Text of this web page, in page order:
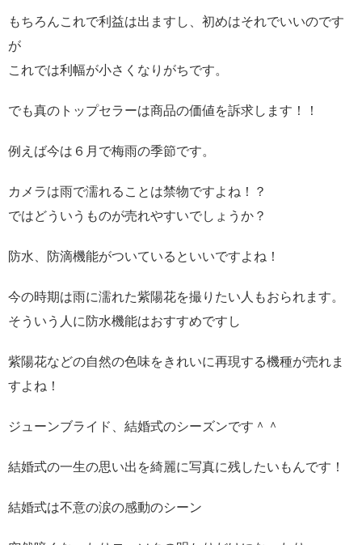
もちろんこれで利益は出ますし、初めはそれでいいのです
が
これでは利幅が小さくなりがちです。
でも真のトップセラーは商品の価値を訴求します！！
例えば今は６月で梅雨の季節です。
カメラは雨で濡れることは禁物ですよね！？
ではどういうものが売れやすいでしょうか？
防水、防滴機能がついているといいですよね！
今の時期は雨に濡れた紫陽花を撮りたい人もおられます。
そういう人に防水機能はおすすめですし
紫陽花などの自然の色味をきれいに再現する機種が売れま
すよね！
ジューンブライド、結婚式のシーズンです＾＾
結婚式の一生の思い出を綺麗に写真に残したいもんです！
結婚式は不意の涙の感動のシーン